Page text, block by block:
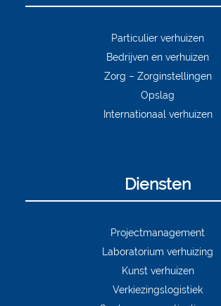
Particulier verhuizen
Bedrijven en verhuizen
Zorg – Zorginstellingen
Opslag
Internationaal verhuizen
Diensten
Projectmanagement
Laboratorium verhuizing
Kunst verhuizen
Verkiezingslogistiek